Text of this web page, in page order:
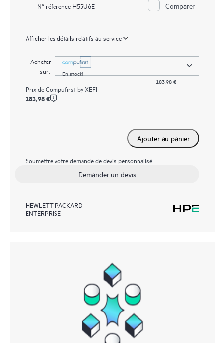
N° référence H53U6E Comparer
Afficher les détails relatifs au service
Acheter
sur:
En stock!
183,98 €
Prix deCompufirst by XEFI
183,98 €
Ajouter au panier
Soumettre votre demande de devis personnalisé
Demander un devis
HEWLETT PACKARD
ENTERPRISE